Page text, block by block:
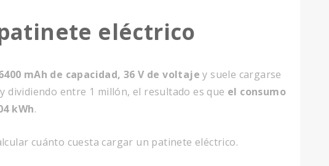
eléctrico
mAh de capacidad, 36 V de voltaje y suele cargarse
dividiendo entre 1 millón, el resultado es que el consumo
kWh.
cuánto cuesta cargar un patinete eléctrico.